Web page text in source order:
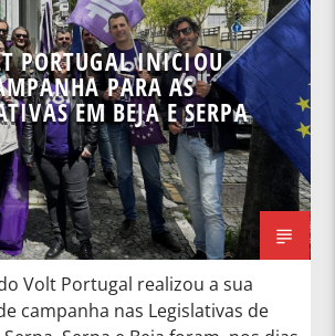
PORTUGAL INICIOU
PARA AS
EM BEJA E SERPA
Volt Portugal realizou a sua
campanha nas Legislativas de